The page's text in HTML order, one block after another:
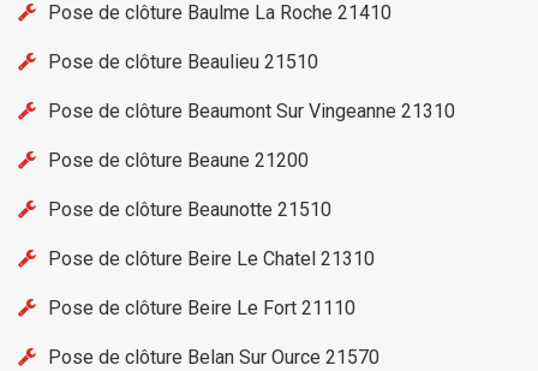
Pose de clôture Baulme La Roche 21410
Pose de clôture Beaulieu 21510
Pose de clôture Beaumont Sur Vingeanne 21310
Pose de clôture Beaune 21200
Pose de clôture Beaunotte 21510
Pose de clôture Beire Le Chatel 21310
Pose de clôture Beire Le Fort 21110
Pose de clôture Belan Sur Ource 21570